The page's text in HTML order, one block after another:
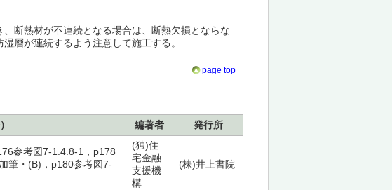
断熱材が不連続となる場合は、断熱欠損とならな
層が連続するよう注意して施工する。
page top
編著者 発行所
参考図7-1.4.8-1，p178
筆・(B)，p180参考図7-
(独)住
宅金融
支援機
構
(株)井上書院